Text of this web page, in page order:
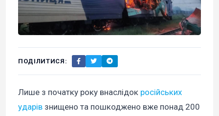
ПОДІЛИТИСЯ:
Лише з початку року внаслідок російських
ударів знищено та пошкоджено вже понад 200